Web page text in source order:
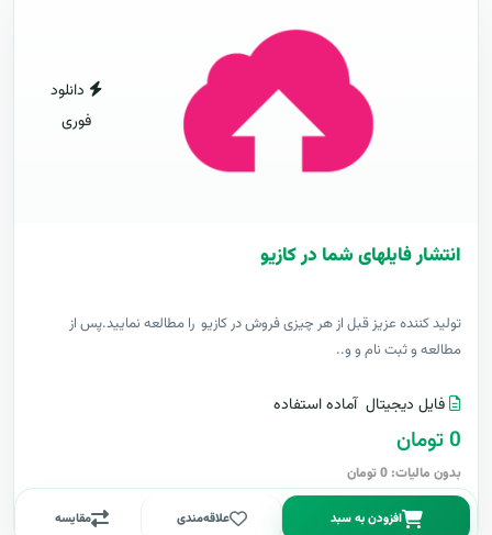
دانلود
فوری
انتشار فایلهای شما در کازیو
توليد کننده عزيز قبل از هر چیزی فروش در کازیو را مطالعه نمایید.پس از
مطالعه و ثبت نام و و..
فایل دیجیتال آماده استفاده
0 تومان
بدون مالیات: 0 تومان
افزودن به سبد علاقه‌مندی مقایسه